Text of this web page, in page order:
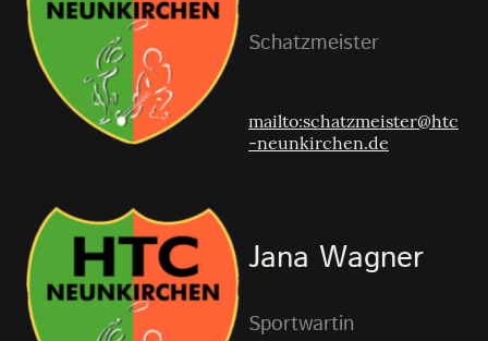
Schatzmeister
mailto:schatzmeister@htc
-neunkirchen.de
Jana Wagner
Sportwartin